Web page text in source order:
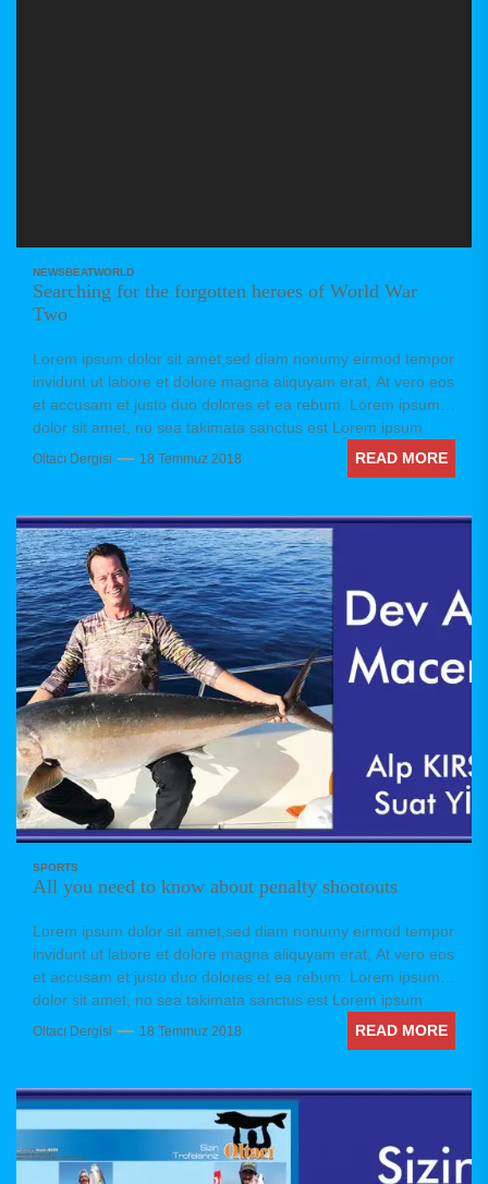
NEWSBEATWORLD
Searching for the forgotten heroes of World War
Two
Lorem ipsum dolor sit amet,sed diam nonumy eirmod tempor
invidunt ut labore et dolore magna aliquyam erat, At vero eos
et accusam et justo duo dolores et ea rebum. Lorem ipsum
dolor sit amet, no sea takimata sanctus est Lorem ipsum
dolor sit amet. Stet clita kasd gubergren, no sea takimata
sanctus est Lorem ipsum dolor sit amet. sed diam voluptua.
Oltacı Dergisi 18 Temmuz 2018 READ MORE
SPORTS
All you need to know about penalty shootouts
Lorem ipsum dolor sit amet,sed diam nonumy eirmod tempor
invidunt ut labore et dolore magna aliquyam erat, At vero eos
et accusam et justo duo dolores et ea rebum. Lorem ipsum
dolor sit amet, no sea takimata sanctus est Lorem ipsum
dolor sit amet. Stet clita kasd gubergren, no sea takimata
sanctus est Lorem ipsum dolor sit amet. sed diam voluptua.
Oltacı Dergisi 18 Temmuz 2018 READ MORE